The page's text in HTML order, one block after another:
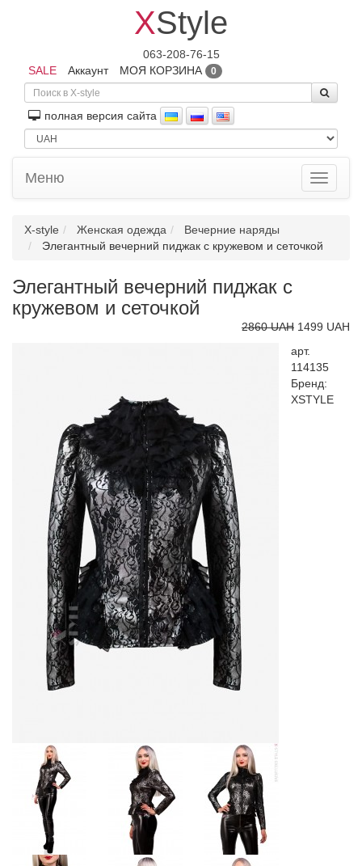
XStyle
063-208-76-15
SALE
Аккаунт МОЯ КОРЗИНА 0
полная версия сайта
Toggle
Меню
X-style Женская одежда
Вечерние наряды
Элегантный вечерний пиджак с кружевом и сеточкой
Элегантный вечерний пиджак с
кружевом и сеточкой
2860 UAH 1499 UAH
арт.
114135
Бренд:
XSTYLE